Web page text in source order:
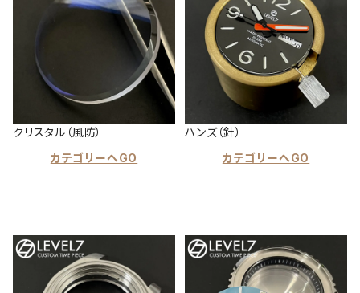
クリスタル（風防）
カテゴリーへGO
ハンズ（針）
カテゴリーへGO